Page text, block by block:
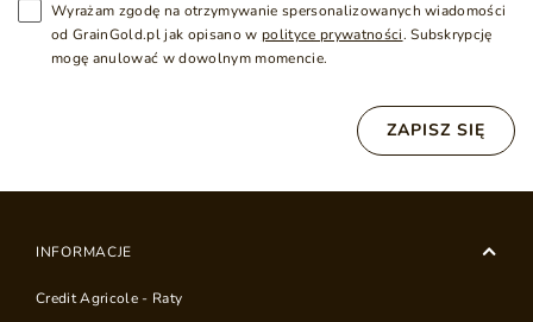
Wyrażam zgodę na otrzymywanie spersonalizowanych wiadomości
od GrainGold.pl jak opisano w polityce prywatności. Subskrypcję
mogę anulować w dowolnym momencie.
ZAPISZ SIĘ
INFORMACJE
Credit Agricole - Raty